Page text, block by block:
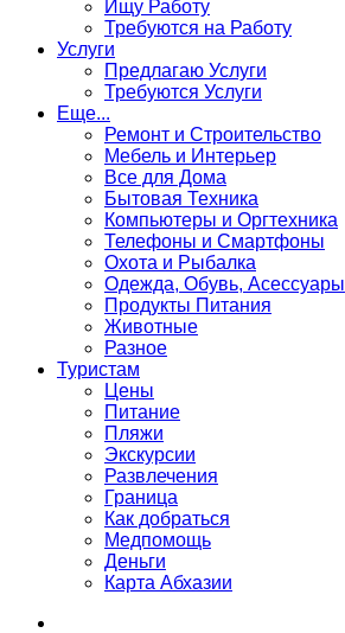
Ищу Работу
Требуются на Работу
Услуги
Предлагаю Услуги
Требуются Услуги
Еще...
Ремонт и Строительство
Мебель и Интерьер
Все для Дома
Бытовая Техника
Компьютеры и Оргтехника
Телефоны и Смартфоны
Охота и Рыбалка
Одежда, Обувь, Асессуары
Продукты Питания
Животные
Разное
Туристам
Цены
Питание
Пляжи
Экскурсии
Развлечения
Граница
Как добраться
Медпомощь
Деньги
Карта Абхазии